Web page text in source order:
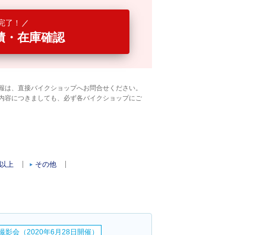
了！
・在庫確認
、直接バイクショップへお問合せください。
容につきましても、必ず各バイクショップにご
上 その他
影会（2020年6月28日開催）